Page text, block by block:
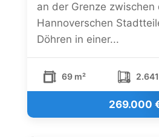
an der Grenze zwischen
Hannoverschen
Döhren in einer...
69 m²
269.000